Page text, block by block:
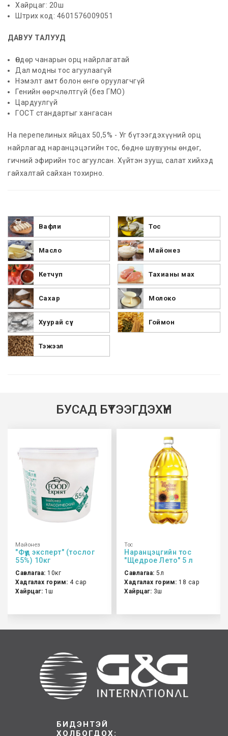
Вафли Тос
Масло Майонез
Кетчуп Тахианы мах
Сахар Молоко
Хуурай сүү Гоймон
Тэжээл
Хайрцаг: 20ш
Штрих код: 4601576009051
ДАВУУ ТАЛУУД
Өндөр чанарын орц найрлагатай
Дал модны тос агуулаагүй
Нэмэлт амт болон өнгө оруулагчгүй
Генийн өөрчлөлтгүй (без ГМО)
Цардуулгүй
ГОСТ стандартыг хангасан
На перепелиных яйцах 50,5% - Уг бүтээгдэхүүний орц
найрлагад наранцэцэгийн тос, бөднө шувууны өндөг,
гичний эфирийн тос агуулсан. Хүйтэн зууш, салат хийхэд
гайхалтай сайхан тохирно.
БУСАД БҮТЭЭГДЭХҮҮН
Майонез
"Фүүд эксперт" (тослог
55%) 10кг
Савлагаа: 10кг
Хадгалах горим: 4 сар
Хайрцаг: 1ш
Тос
Наранцэцгийн тос
"Щедрое Лето" 5 л
Савлагаа: 5л
Хадгалах горим: 18 сар
Хайрцаг: 3ш
БИДЭНТЭЙ
ХОЛБОГДОХ: